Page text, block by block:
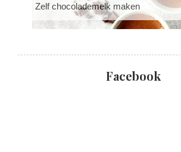
Zelf chocolademelk maken
Facebook